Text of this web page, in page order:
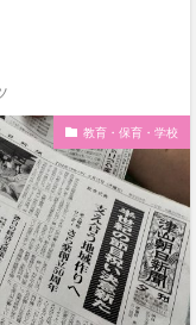
教育・保育・学校